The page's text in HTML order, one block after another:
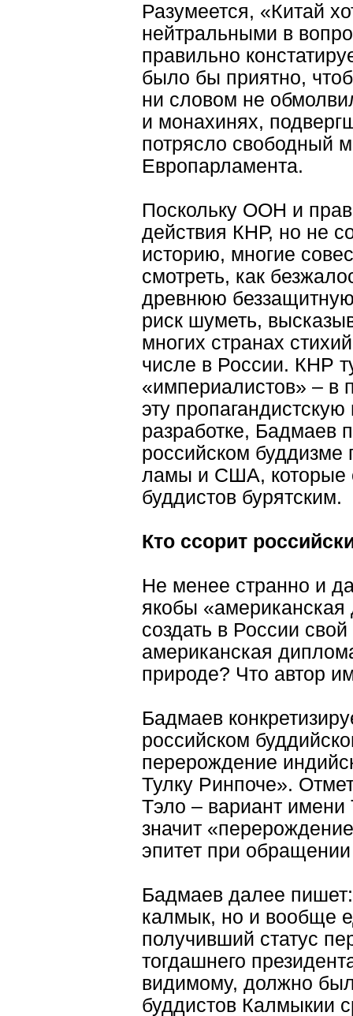
Разумеется, «Китай
нейтральными в
правильно
было бы приятно,
ни словом не
и монахинях,
потрясло свободный
Европарламента.
Поскольку ООН и
действия КНР, но не
историю, многие
смотреть, как
древнюю
риск шуметь,
многих странах
числе в России. КНР
«империалистов» – в
эту
разработке, Бадмаев
российском буддизме
ламы и США, которые
буддистов бурятским.
Кто ссорит
Не менее странно и
якобы
создать в России
американская
природе? Что автор
Бадмаев
российском
перерождение
Тулку Ринпоче».
Тэло – вариант имени
значит
эпитет при
Бадмаев далее
калмык, но и вообще
получивший статус
тогдашнего
видимому, должно
буддистов Калмыкии